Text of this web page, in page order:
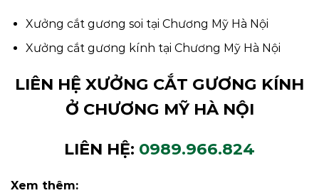
Xưởng cắt gương soi tại Chương Mỹ Hà Nội
Xưởng cắt gương kính tại Chương Mỹ Hà Nội
LIÊN HỆ XƯỞNG CẮT GƯƠNG KÍNH
Ở CHƯƠNG MỸ HÀ NỘI
LIÊN HỆ: 0989.966.824
Xem thêm: